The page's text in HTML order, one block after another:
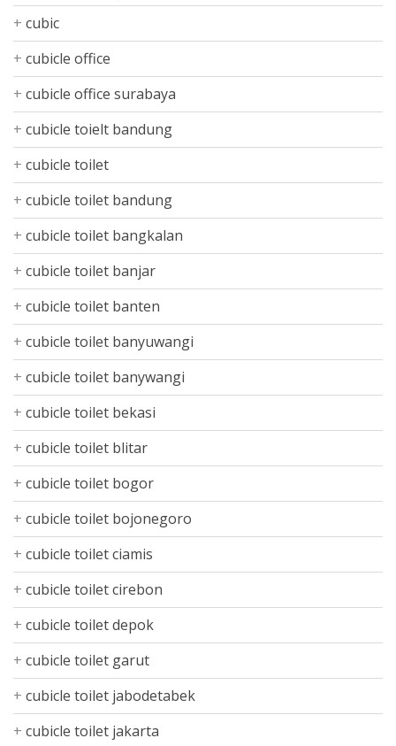
cubic
cubicle office
cubicle office surabaya
cubicle toielt bandung
cubicle toilet
cubicle toilet bandung
cubicle toilet bangkalan
cubicle toilet banjar
cubicle toilet banten
cubicle toilet banyuwangi
cubicle toilet banywangi
cubicle toilet bekasi
cubicle toilet blitar
cubicle toilet bogor
cubicle toilet bojonegoro
cubicle toilet ciamis
cubicle toilet cirebon
cubicle toilet depok
cubicle toilet garut
cubicle toilet jabodetabek
cubicle toilet jakarta